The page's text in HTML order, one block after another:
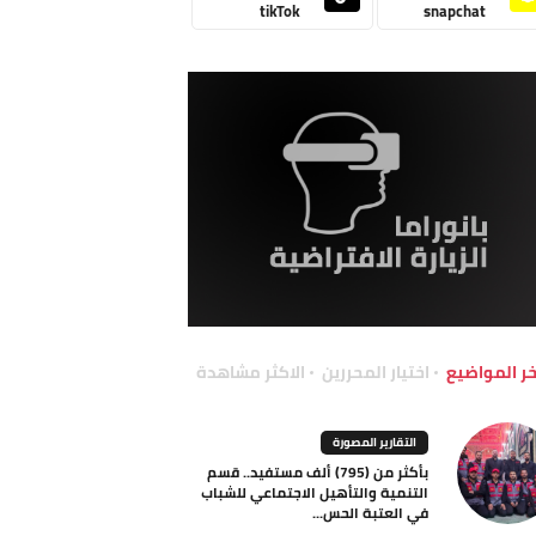
snapchat
tikTok
المواضيع اختيار المحررين الاكثر مشاهدة
التقارير المصورة
بأكثر من (795) ألف مستفيد.. قسم
التنمية والتأهيل الاجتماعي للشباب
في العتبة الحس...